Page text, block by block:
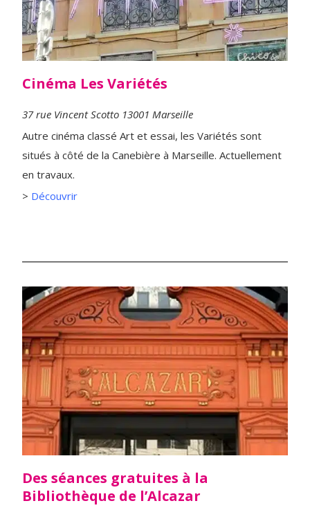
Cinéma Les Variétés
37 rue Vincent Scotto 13001 Marseille
Autre cinéma classé Art et essai, les Variétés sont
situés à côté de la Canebière à Marseille. Actuellement
en travaux.
> Découvrir
Des séances gratuites à la
Bibliothèque de l’Alcazar